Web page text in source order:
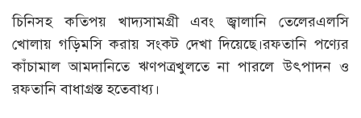
চিনিসহ কতিপয় খাদ্যসামগ্রী এবং জ্বালানি তেলেরএলসি
খোলায় গড়িমসি করায় সংকট দেখা দিয়েছে।রফতানি পণ্যের
কাঁচামাল আমদানিতে ঋণপত্রখুলতে না পারলে উৎপাদন ও
রফতানি বাধাগ্রস্ত হতেবাধ্য।